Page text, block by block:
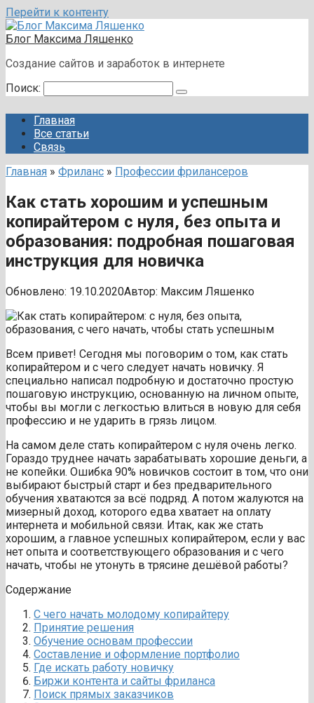
Перейти к контенту
Блог Максима Ляшенко
Создание сайтов и заработок в интернете
Поиск:
Главная
Все статьи
Связь
Главная » Фриланс » Профессии фрилансеров
Как стать хорошим и успешным
копирайтером с нуля, без опыта и
образования: подробная пошаговая
инструкция для новичка
Обновлено: 19.10.2020Автор: Максим Ляшенко
Всем привет! Сегодня мы поговорим о том, как стать
копирайтером и с чего следует начать новичку. Я
специально написал подробную и достаточно простую
пошаговую инструкцию, основанную на личном опыте,
чтобы вы могли с легкостью влиться в новую для себя
профессию и не ударить в грязь лицом.
На самом деле стать копирайтером с нуля очень легко.
Гораздо труднее начать зарабатывать хорошие деньги, а
не копейки. Ошибка 90% новичков состоит в том, что они
выбирают быстрый старт и без предварительного
обучения хватаются за всё подряд. А потом жалуются на
мизерный доход, которого едва хватает на оплату
интернета и мобильной связи. Итак, как же стать
хорошим, а главное успешных копирайтером, если у вас
нет опыта и соответствующего образования и с чего
начать, чтобы не утонуть в трясине дешёвой работы?
Содержание
С чего начать молодому копирайтеру
Принятие решения
Обучение основам профессии
Составление и оформление портфолио
Где искать работу новичку
Биржи контента и сайты фриланса
Поиск прямых заказчиков